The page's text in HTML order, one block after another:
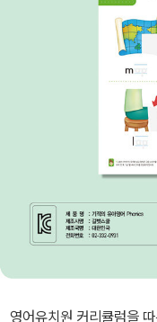
영어유치원 커리큘럼을 따른 유아